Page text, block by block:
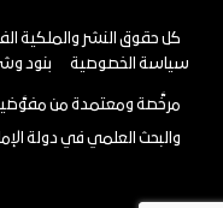
© كل حقوق النشر والملكية
بنود
سياسة الخصوصية
مرخَّصة ومعتمدة من مفوَّضية
والبحث العلمي في دولة